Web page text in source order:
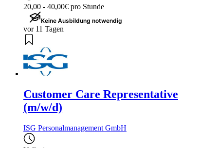
20,00 - 40,00€ pro Stunde
Keine Ausbildung notwendig
vor 11 Tagen
Customer Care Representative
(m/w/d)
ISG Personalmanagement GmbH